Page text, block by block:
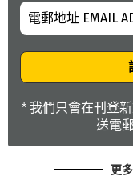
* 我們只會在刊登
送電
更